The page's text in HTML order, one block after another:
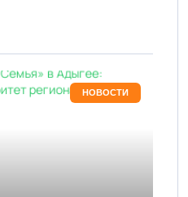
НОВОСТИ